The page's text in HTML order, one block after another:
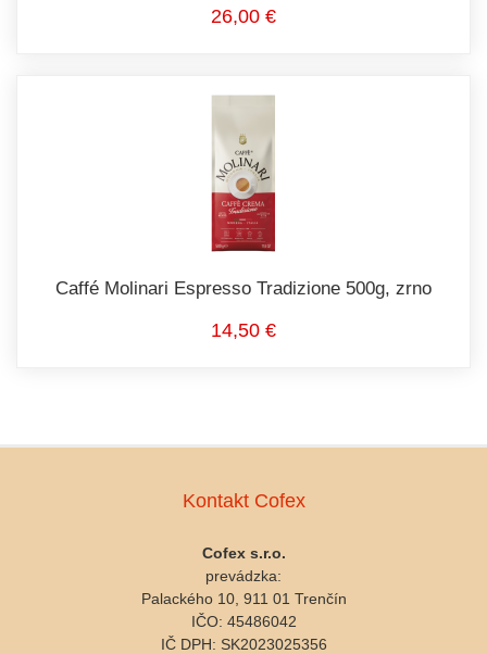
26,00 €
Caffé Molinari Espresso Tradizione 500g, zrno
14,50 €
Kontakt Cofex
Cofex s.r.o.
prevádzka:
Palackého 10, 911 01 Trenčín
IČO: 45486042
IČ DPH: SK2023025356